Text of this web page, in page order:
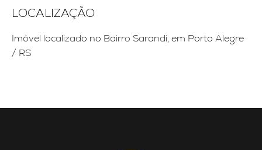
LOCALIZAÇÃO
Imóvel localizado no Bairro Sarandi, em Porto Alegre
/ RS